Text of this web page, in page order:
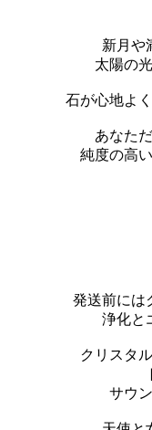
新月や
太陽の
石が心地よ
あなた
純度の高
発送前には
浄化と
クリスタ
サウ